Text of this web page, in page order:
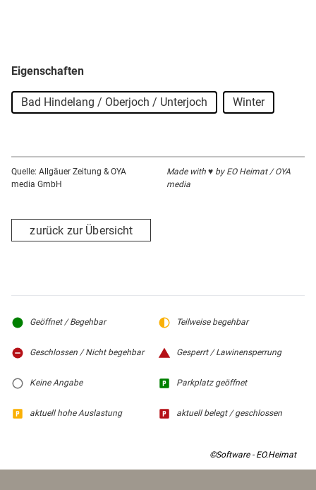
Eigenschaften
Bad Hindelang / Oberjoch / Unterjoch Winter
Quelle: Allgäuer Zeitung & OYA
media GmbH
Made with ♥ by EO Heimat / OYA
media
zurück zur Übersicht
Geöffnet / Begehbar Teilweise begehbar
Geschlossen / Nicht begehbar Gesperrt / Lawinensperrung
Keine Angabe Parkplatz geöffnet
aktuell hohe Auslastung aktuell belegt / geschlossen
©Software - EO.Heimat